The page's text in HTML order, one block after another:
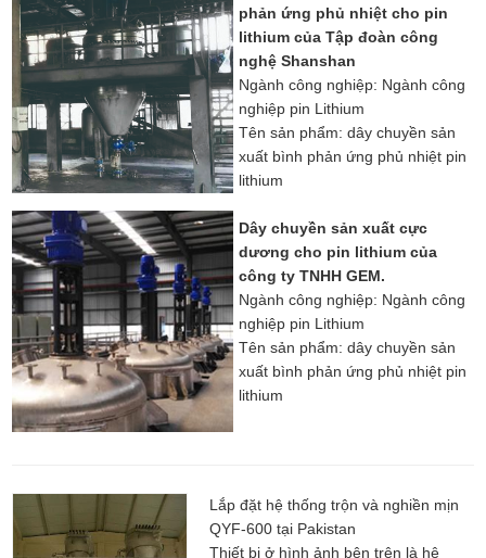
phản ứng phủ nhiệt cho pin
lithium của Tập đoàn công
nghệ Shanshan
Ngành công nghiệp: Ngành công
nghiệp pin Lithium
Tên sản phẩm: dây chuyền sản
xuất bình phản ứng phủ nhiệt pin
lithium
Dây chuyền sản xuất cực
dương cho pin lithium của
công ty TNHH GEM.
Ngành công nghiệp: Ngành công
nghiệp pin Lithium
Tên sản phẩm: dây chuyền sản
xuất bình phản ứng phủ nhiệt pin
lithium
Lắp đặt hệ thống trộn và nghiền mịn
QYF-600 tại Pakistan
Thiết bị ở hình ảnh bên trên là hệ